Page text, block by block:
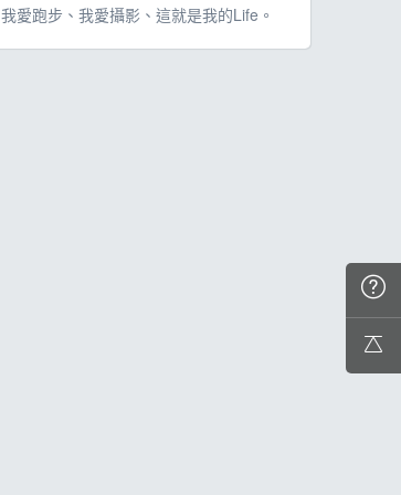
我愛跑步、我愛攝影、這就是我的Life。